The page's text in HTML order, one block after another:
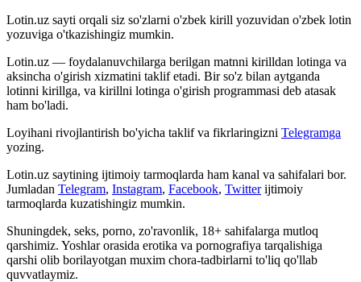
Lotin.uz sayti orqali siz so'zlarni o'zbek kirill yozuvidan o'zbek lotin
yozuviga o'tkazishingiz mumkin.
Lotin.uz — foydalanuvchilarga berilgan matnni kirilldan lotinga va
aksincha o'girish xizmatini taklif etadi. Bir so'z bilan aytganda
lotinni kirillga, va kirillni lotinga o'girish programmasi deb atasak
ham bo'ladi.
Loyihani rivojlantirish bo'yicha taklif va fikrlaringizni Telegramga
yozing.
Lotin.uz saytining ijtimoiy tarmoqlarda ham kanal va sahifalari bor.
Jumladan Telegram, Instagram, Facebook, Twitter ijtimoiy
tarmoqlarda kuzatishingiz mumkin.
Shuningdek, seks, porno, zo'ravonlik, 18+ sahifalarga mutloq
qarshimiz. Yoshlar orasida erotika va pornografiya tarqalishiga
qarshi olib borilayotgan muxim chora-tadbirlarni to'liq qo'llab
quvvatlaymiz.